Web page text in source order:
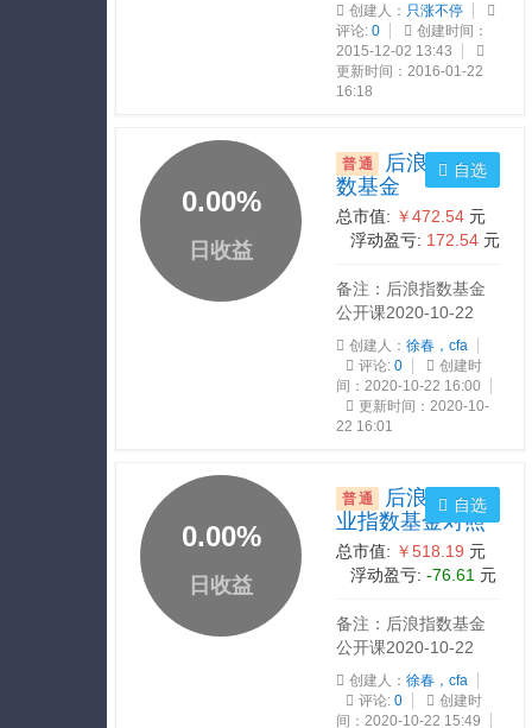
创建人： 只涨不停
评论: 0
创建时间：
2015-12-02 13:43
更新时间：2016-01-22
16:18
0.00%
日收益
普通
后浪美股指
数基金
总市值: ￥472.54 元
浮动盈亏: 172.54 元
备注：后浪指数基金
公开课2020-10-22
创建人： 徐春，cfa
评论: 0
创建时
间：2020-10-22 16:00
更新时间：2020-10-
22 16:01
自选
0.00%
日收益
普通
后浪消费行
业指数基金对照
总市值: ￥518.19 元
浮动盈亏: -76.61 元
备注：后浪指数基金
公开课2020-10-22
创建人： 徐春，cfa
评论: 0
创建时
间：2020-10-22 15:49
自选